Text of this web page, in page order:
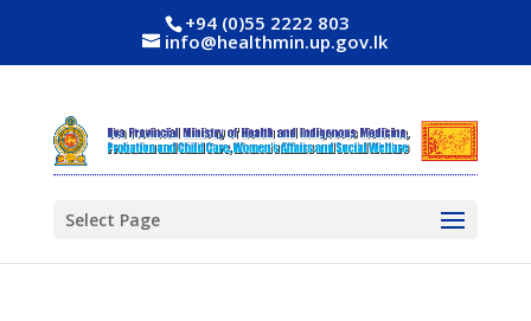
+94 (0)55 2222 803
info@healthmin.up.gov.lk
Select Page